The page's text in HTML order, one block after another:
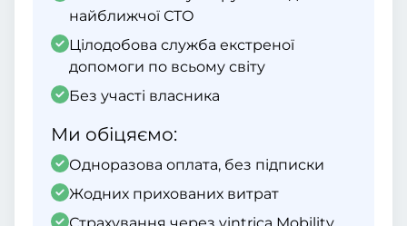
найближчої СТО
Цілодобова служба екстреної
допомоги по всьому світу
Без участі власника
Ми обіцяємо:
Одноразова оплата, без підписки
Жодних прихованих витрат